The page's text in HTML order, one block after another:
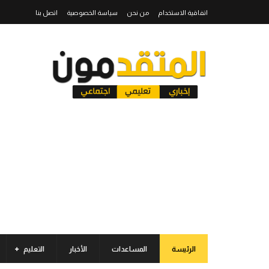
اتفاقية الاستخدام من نحن سياسة الخصوصية اتصل بنا
الرئيسة المساعدات الأخبار التعليم